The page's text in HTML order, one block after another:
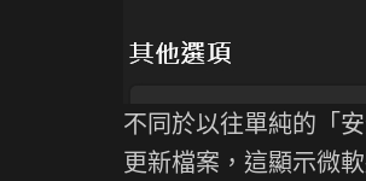
不同於以往單純的「
更新檔案，這顯示微